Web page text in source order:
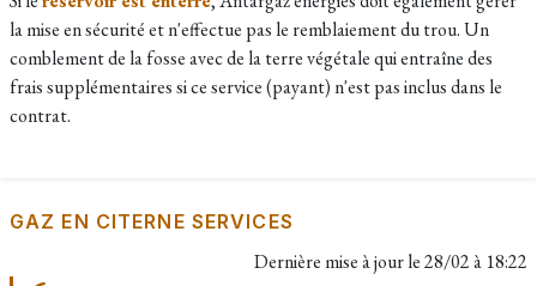
la mise en sécurité et n'effectue pas le remblaiement du trou. Un
comblement de la fosse avec de la terre végétale qui entraîne des
frais supplémentaires si ce service (payant) n'est pas inclus dans le
contrat.
GAZ EN CITERNE SERVICES
Dernière mise à jour le28/02 à 18:22